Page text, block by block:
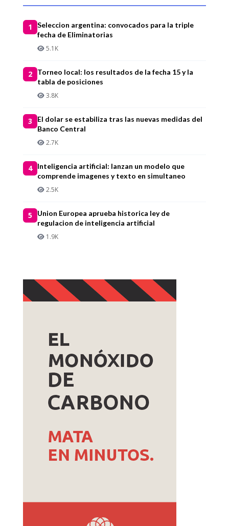
1
Seleccion argentina: convocados para la triple
fecha de Eliminatorias
5.1K
2
Torneo local: los resultados de la fecha 15 y la
tabla de posiciones
3.8K
3
El dolar se estabiliza tras las nuevas medidas del
Banco Central
2.7K
4
Inteligencia artificial: lanzan un modelo que
comprende imagenes y texto en simultaneo
2.5K
5
Union Europea aprueba historica ley de
regulacion de inteligencia artificial
1.9K